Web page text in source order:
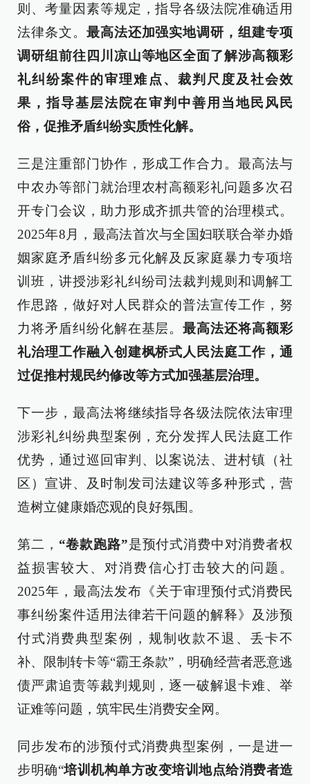
则、考量因素等规定，指导各级法院准确适用
法律条文。 最高法还加强实地调研，组建专项
调研组前往四川凉山等地区全面了解涉高额彩
礼纠纷案件的审理难点、裁判尺度及社会效
果，指导基层法院在审判中善用当地民风民
俗，促推矛盾纠纷实质性化解。
三是注重部门协作，形成工作合力。最高法与
中农办等部门就治理农村高额彩礼问题多次召
开专门会议，助力形成齐抓共管的治理模式。
2025年8月，最高法首次与全国妇联联合举办婚
姻家庭矛盾纠纷多元化解及反家庭暴力专项培
训班，讲授涉彩礼纠纷司法裁判规则和调解工
作思路，做好对人民群众的普法宣传工作，努
力将矛盾纠纷化解在基层。最高法还将高额彩
礼治理工作融入创建枫桥式人民法庭工作，通
过促推村规民约修改等方式加强基层治理。
下一步，最高法将继续指导各级法院依法审理
涉彩礼纠纷典型案例，充分发挥人民法庭工作
优势，通过巡回审判、以案说法、进村镇（社
区）宣讲、及时制发司法建议等多种形式，营
造树立健康婚恋观的良好氛围。
第二， “卷款跑路”是预付式消费中对消费者权
益损害较大、对消费信心打击较大的问题。
2025年，最高法发布《关于审理预付式消费民
事纠纷案件适用法律若干问题的解释》及涉预
付式消费典型案例，规制收款不退、丢卡不
补、限制转卡等“霸王条款”，明确经营者恶意逃
债严肃追责等裁判规则，逐一破解退卡难、举
证难等问题，筑牢民生消费安全网。
同步发布的涉预付式消费典型案例，一是进一
步明确“培训机构单方改变培训地点给消费者造